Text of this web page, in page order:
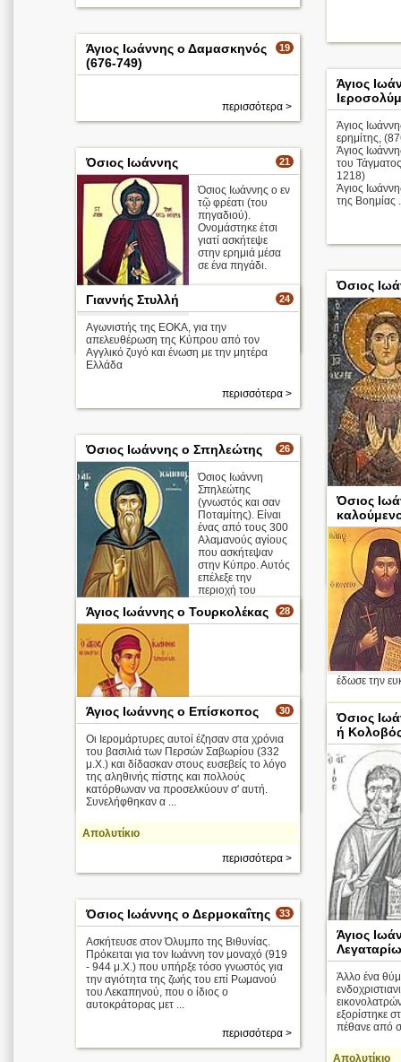
19
Άγιος Ιωάννης ο Δαμασκηνός
(676-749)
περισσότερα >
Άγιος
Άγιος
ερημίτης,
Άγιος
του
1218)
Άγιος
της Βοημίας
21
Όσιος Ιωάννης
Όσιος Ιωάννης ο εν
τῷ φρέατι (του
πηγαδιού).
Ονομάστηκε έτσι
γιατί ασκήτεψε
στην ερημιά μέσα
σε ένα πηγάδι.
περισσότερα >
Όσιος
Όσιος
Λαμπαδιστής
Απολυτίκιο
24
Γιαννής Στυλλή
Αγωνιστής της ΕΟΚΑ, για την
απελευθέρωση της Κύπρου από τον
Αγγλικό ζυγό και ένωση με την μητέρα
Ελλάδα
περισσότερα >
26
Όσιος Ιωάννης ο Σπηλεώτης
Όσιος Ιωάννη
Σπηλεώτης
(γνωστός και σαν
Ποταμίτης). Είναι
ένας από τους 300
Αλαμανούς αγίους
που ασκήτεψαν
στην Κύπρο. Αυτός
επέλεξε την
περιοχή του
επαρχίας
Λευκωσίας.
Όσιος
έδωσε την
Απολυτίκιο
28
Άγιος Ιωάννης ο Τουρκολέκας
περισσότερα >
30
Άγιος Ιωάννης ο Επίσκοπος
Οι Ιερομάρτυρες αυτοί έζησαν στα χρόνια
του βασιλιά των Περσών Σαβωρίου (332
μ.Χ.) και δίδασκαν στους ευσεβείς το λόγο
της αληθινής πίστης και πολλούς
κατόρθωναν να προσελκύουν σ' αυτή.
Συνελήφθηκαν α ...
Απολυτίκιο
περισσότερα >
Όσιος
ή
Απολυτίκιο
33
Όσιος Ιωάννης ο Δερμοκαΐτης
Ασκήτευσε στον Όλυμπο της Βιθυνίας.
Πρόκειται για τον Ιωάννη τον μοναχό (919
- 944 μ.Χ.) που υπήρξε τόσο γνωστός για
την αγιότητα της ζωής του επί Ρωμανού
του Λεκαπηνού, που ο ίδιος ο
αυτοκράτορας μετ ...
περισσότερα >
Άγιος
Άλλο ένα
εξορίστηκε
πέθανε από
Απολυτίκιο